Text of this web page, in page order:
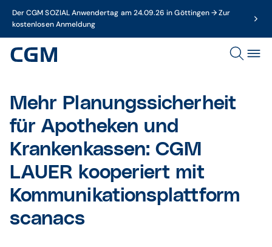
Der CGM SOZIAL Anwendertag am 24.09.26 in Göttingen → Zur
kostenlosen Anmeldung
Mehr Planungssicherheit
für Apotheken und
Krankenkassen: CGM
LAUER kooperiert mit
Kommunikationsplattform
scanacs